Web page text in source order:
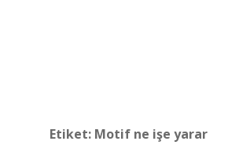
Etiket: Motif ne işe yarar